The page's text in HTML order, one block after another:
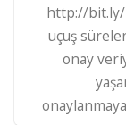
http://bit.ly/
uçuş
onay